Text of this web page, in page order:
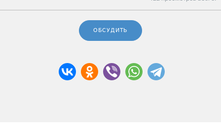
ОБСУДИТЬ